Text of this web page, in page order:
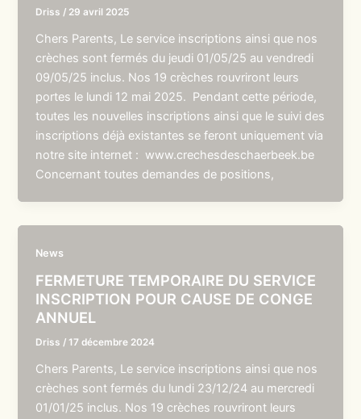
Driss / 29 avril 2025
Chers Parents, Le service inscriptions ainsi que nos
crèches sont fermés du jeudi 01/05/25 au vendredi
09/05/25 inclus. Nos 19 crèches rouvriront leurs
portes le lundi 12 mai 2025. Pendant cette période,
toutes les nouvelles inscriptions ainsi que le suivi des
inscriptions déjà existantes se feront uniquement via
notre site internet : www.crechesdeschaerbeek.be
Concernant toutes demandes de positions,
News
FERMETURE TEMPORAIRE DU SERVICE
INSCRIPTION POUR CAUSE DE CONGE
ANNUEL
Driss /17 décembre 2024
Chers Parents, Le service inscriptions ainsi que nos
crèches sont fermés du lundi 23/12/24 au mercredi
01/01/25 inclus. Nos 19 crèches rouvriront leurs